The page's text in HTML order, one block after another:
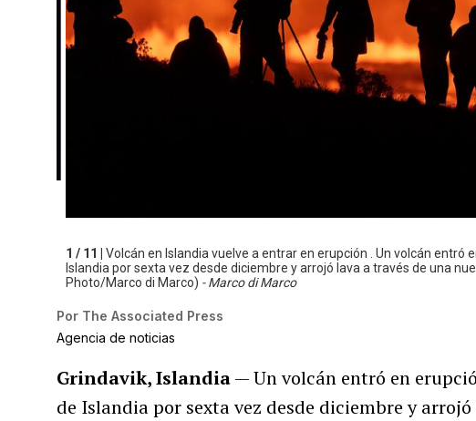
1 / 11 |Volcán en Islandia vuelve a entrar en erupción . Un volcán entró
Islandia por sexta vez desde diciembre y arrojó lava a través de una
Photo/Marco di Marco) - Marco di Marco
Por The Associated Press
Agencia de noticias
Grindavik, Islandia— Un volcán entró en
de Islandia por sexta vez desde diciembre y